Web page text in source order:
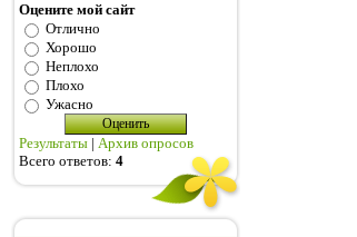
Оцените мой сайт
Отлично
Хорошо
Неплохо
Плохо
Ужасно
Результаты | Архив опросов
Всего ответов: 4